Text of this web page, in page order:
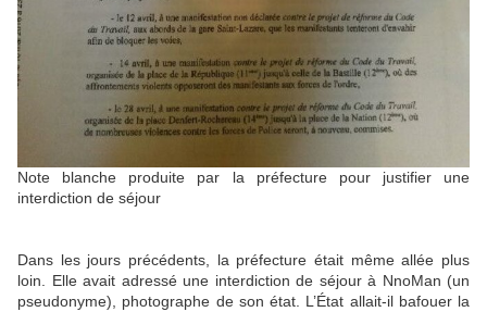
Note blanche produite par la préfecture pour justifier une
interdiction de séjour
Dans les jours précédents, la préfecture était même allée plus
loin. Elle avait adressé une interdiction de séjour à NnoMan (un
pseudonyme), photographe de son état. L’État allait-il bafouer la